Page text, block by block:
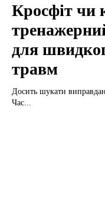
Кросфіт чи
для
травм
Досить шукати
Час...